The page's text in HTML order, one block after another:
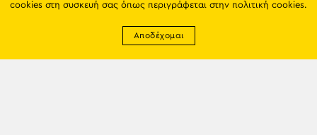
cookies στη συσκευή σας όπως περιγράφεται στην πολιτική cookies.
Αποδέχομαι